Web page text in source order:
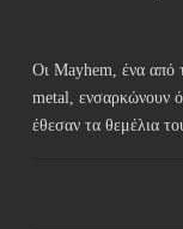
Οι Mayhem, ένα από
metal, ενσαρκώνουν
έθεσαν τα θεμέλια